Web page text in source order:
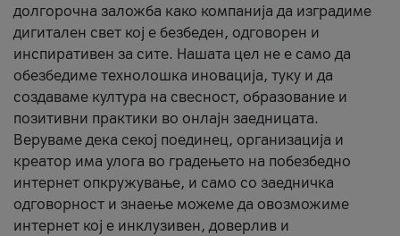
долгорочна заложба како компанија да изградиме
дигитален свет кој е безбеден, одговорен и
инспиративен за сите. Нашата цел не е само да
обезбедиме технолошка иновација, туку и да
создаваме култура на свесност, образование и
позитивни практики во онлајн заедницата.
Веруваме дека секој поединец, организација и
креатор има улога во градењето на побезбедно
интернет опкружување, и само со заедничка
одговорност и знаење можеме да овозможиме
интернет кој е инклузивен, доверлив и